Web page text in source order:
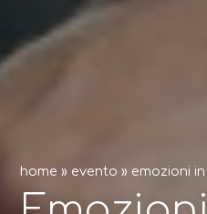
home » evento » emozioni